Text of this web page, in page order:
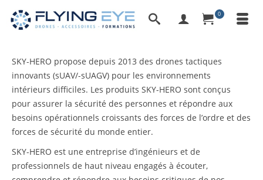
0
SKY-HERO propose depuis 2013 des drones tactiques
innovants (sUAV/-sUAGV) pour les environnements
intérieurs difficiles. Les produits SKY-HERO sont conçus
pour assurer la sécurité des personnes et répondre aux
besoins opérationnels croissants des forces de l’ordre et des
forces de sécurité du monde entier.
SKY-HERO est une entreprise d’ingénieurs et de
professionnels de haut niveau engagés à écouter,